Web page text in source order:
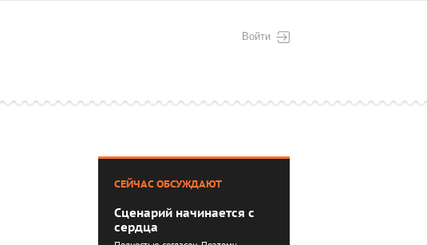
Войти
СЕЙЧАС ОБСУЖДАЮТ
Сценарий начинается с
сердца